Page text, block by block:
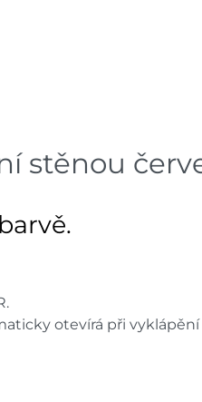
stěnou
otevírá při